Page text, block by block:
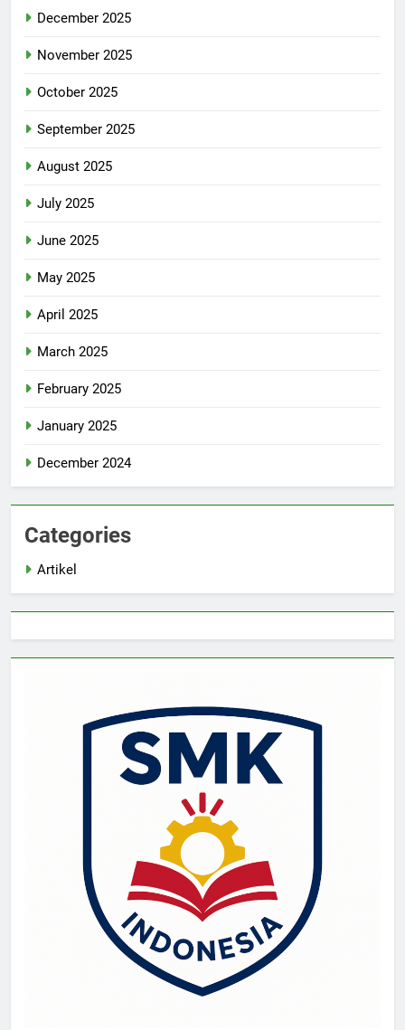
December 2025
November 2025
October 2025
September 2025
August 2025
July 2025
June 2025
May 2025
April 2025
March 2025
February 2025
January 2025
December 2024
Categories
Artikel